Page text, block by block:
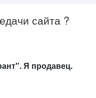
сайта ?
Я продавец.